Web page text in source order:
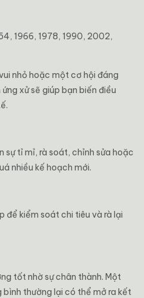
1966, 1978, 1990, 2002,
nhỏ hoặc một cơ hội đáng
xử sẽ giúp bạn biến điều
sự tỉ mỉ, rà soát, chỉnh sửa hoặc
nhiều kế hoạch mới.
để kiểm soát chi tiêu và rà lại
tốt nhờ sự chân thành. Một
thường lại có thể mở ra kết